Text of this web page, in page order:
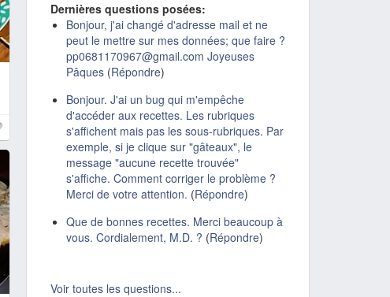
Dernières questions posées:
Bonjour, j'ai changé d'adresse mail et ne
peut le mettre sur mes données; que faire ?
pp0681170967@gmail.com Joyeuses
Pâques (Répondre)
Bonjour. J'ai un bug qui m'empêche
d'accéder aux recettes. Les rubriques
s'affichent mais pas les sous-rubriques. Par
exemple, si je clique sur "gâteaux", le
message "aucune recette trouvée"
s'affiche. Comment corriger le problème ?
Merci de votre attention. (Répondre)
Que de bonnes recettes. Merci beaucoup à
vous. Cordialement, M.D. ? (Répondre)
Voir toutes les questions...